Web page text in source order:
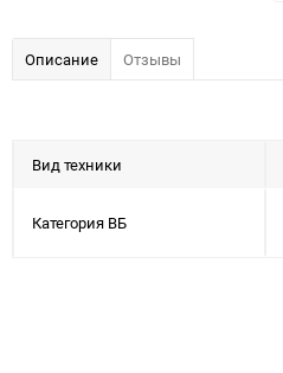
Описание Отзывы
Вид техники
Категория ВБ